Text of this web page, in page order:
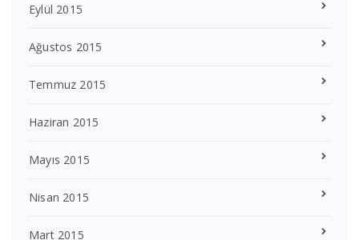
Eylül 2015
Ağustos 2015
Temmuz 2015
Haziran 2015
Mayıs 2015
Nisan 2015
Mart 2015